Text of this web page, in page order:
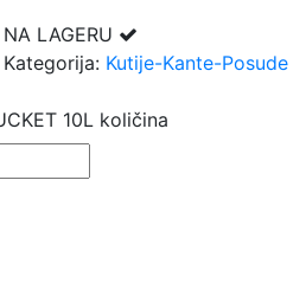
LAGERU
Kategorija: Kutije-Kante-Posude
10L količina